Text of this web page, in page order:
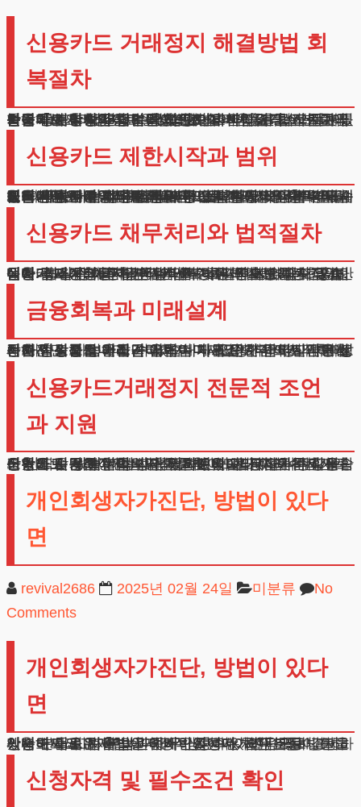
신용카드 거래정지 해결방법 회
복절차
안녕하세요. 법무법인 테헤란 변호사입니다. 카드대금 지급이 늦어져 결제수단 이용이 막히신 분들이 늘고 있습니다.
신용카드거래정지로 일상생활에 어려움을 겪으시는 분들께 해결방안을 알려드리겠습니다. 갑작스러운 제한조치로 당황하신 분들이 많으실 텐데요, 법적 절차를 통해 충분히 해결할 수 있습니다.
최근 물가상승과 금리인상으로 어려움을 겪는 분들이 늘어나는 추세입니다. 혼자 고민하지 마시고 전문가와 상담하여 확실한 방법을 찾으시기 바랍니다.
신용카드 제한시작과 범위
처리과정은 서류접수부터 시작됩니다. 신용카드 거래정지는 채무내역서 발급 이후 이틀 안에 적용됩니다. 금융기관 전산망에 등록되면 모든 카드가 멈출 수 있습니다.
미납이 없는 회사의 상품도 중단될 수 있으니 주의하세요. 이때부터는 결제기능 사용이 불가능해집니다. 특
히 자동이체로 설정된 공과금이나 정기결제 항목을 꼼꼼히 확인해야 합니다. 일부라도 납부가 늦어진 경우 모든 금융사가 제약을 가할 수 있습니다.
체크상품도 동일하게 적용되므로 현금거래 준비가 필요합니다. 이런 상황에서는 당장의 생활비 마련부터 계획을 세워야 합니다. 정상적인 소비활동이 어려워질 수 있어 빠른 대처가 중요합니다.
신용카드 채무처리와 법적절차
신용카드 거래정지 상태에서도 해결책이 있습니다. 법원에 구제신청을 하면 심사를 거쳐 해결이 가능합니다. 심리 결과에 따라 납부계획이 정해지며, 정해진 금액만 내면 됩니다. 이 기간에는 연락이나 독촉도 받지 않습니다. 성실히 이행하면 나머지 빚은 면제받을 수 있죠. 절차가 시작되면 추가적인 수수료나 이자부담도 줄어듭니다. 기존 채무는 동결되어 더 이상 늘어나지 않습니다. 매월 정해진 금액만 납부하면 되므로 계획적인 생활이 가능합니다.
금융회복과 미래설계
정해진 절차를 마치면 기록이 지워집니다. 하지만 바로 새로운 상품을 만들긴 어렵습니다. 단계적으로 금융활동이 가능해지니 조급해하지 마세요. 시간이 지나면서 차츰 정상적인 거래가 열립니다. 꾸준한 납부실적이 쌓이면 신뢰도도 올라갑니다. 재기를 위한 준비단계로 생각하시면 좋습니다. 처음에는 체크카드부터 시작하여 점차 범위를 넓혀갈 수 있습니다. 일정기간 경과 후에는 대출도 가능해집니다.
신용카드거래정지 전문적 조언
과 지원
신용카드 거래정지는 단순 연체 외에도 여러 문제가 숨어있을 수 있습니다. 재산권 제한이나 강제매각 같은 상황도 점검해야 합니다. 저희는 이런 복잡한 상황을 파악하고 종합적인 해결책을 찾아드립니다. 수년간의 경험으로 많은 분들의 재기를 도왔습니다. 귀하의 상황도 반드시 해결할 방법이 있습니다. 지금 연락주시면 상황에 맞는 최선의 방안을 제시해드리겠습니다. 새로운 시작을 위해 저희가 함께하겠습니다.
개인회생자가진단, 방법이 있다
면
revival2686 2025년 02월 24일 미분류
No
Comments
개인회생자가진단, 방법이 있다
면
안녕하세요. 법무법인 테헤란입니다. 최근 국내 경제 상황이 어려워지면서 재정적 곤경에 처한 분들이 늘고 있습니다. 이자 부담과 채무 상환의 어려움으로 고민하시는 분들을 위해 법원에서 인정하는 채무조정 방안을 안내해드리고자 합니다. 개인회생자가진단 통해 귀하께서도 새로운 출발을 준비하실 수 있습니다.
신청자격 및 필수조건 확인